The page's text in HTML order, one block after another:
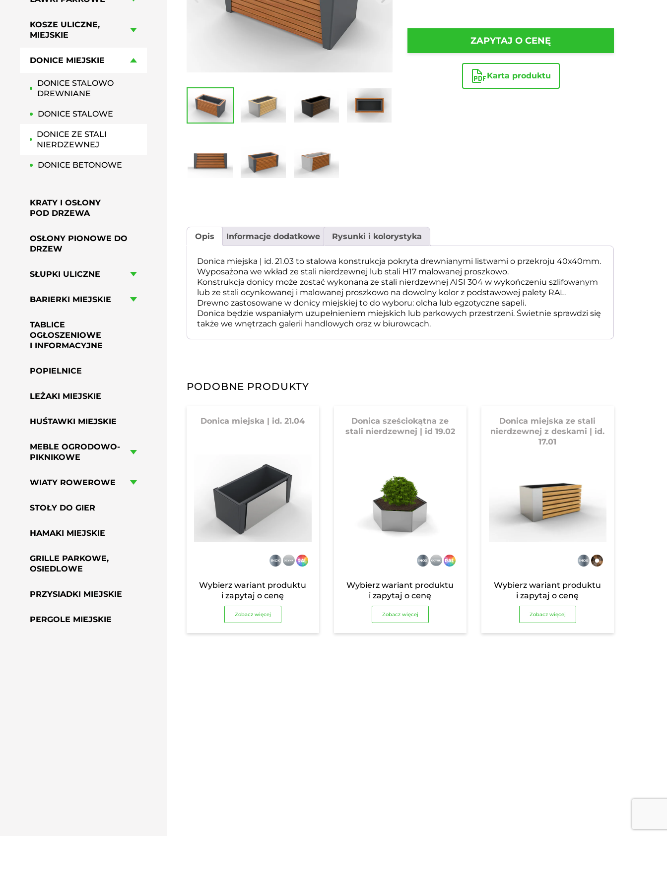
GRILLE PARKOWE, OSIEDLOWE
PRZYSIADKI MIEJSKIE
ZAPYTAJ O CENĘ
Karta produktu
Opis Informacje dodatkowe Rysunki i kolorystyka
Donica miejska | id. 21.03 to stalowa konstrukcja pokryta drewnianymi listwami o przekroju 40x40mm.
Wyposażona we wkład ze stali nierdzewnej lub stali H17 malowanej proszkowo.
Konstrukcja donicy może zostać wykonana ze stali nierdzewnej AISI 304 w wykończeniu szlifowanym
lub ze stali ocynkowanej i malowanej proszkowo na dowolny kolor z podstawowej palety RAL.
Drewno zastosowane w donicy miejskiej to do wyboru: olcha lub egzotyczne sapeli.
Donica będzie wspaniałym uzupełnieniem miejskich lub parkowych przestrzeni. Świetnie sprawdzi się
także we wnętrzach galerii handlowych oraz w biurowcach.
PODOBNE PRODUKTY
Donica miejska | id. 21.04
Wybierz wariant produktu
i zapytaj o cenę
Zobacz więcej
Donica sześciokątna ze
stali nierdzewnej | id 19.02
Wybierz wariant produktu
i zapytaj o cenę
Zobacz więcej
Donica miejska ze stali
nierdzewnej z deskami | id.
17.01
Wybierz wariant produktu
i zapytaj o cenę
Zobacz więcej
KOSZE ULICZNE,
MIEJSKIE
DONICE MIEJSKIE
DONICE STALOWO
DREWNIANE
DONICE STALOWE
DONICE ZE STALI
NIERDZEWNEJ
DONICE BETONOWE
KRATY I OSŁONY
POD DRZEWA
OSŁONY PIONOWE DO
DRZEW
SŁUPKI ULICZNE
BARIERKI MIEJSKIE
TABLICE
OGŁOSZENIOWE
I INFORMACYJNE
POPIELNICE
LEŻAKI MIEJSKIE
HUŚTAWKI MIEJSKIE
MEBLE OGRODOWO-
PIKNIKOWE
WIATY ROWEROWE
STOŁY DO GIER
HAMAKI MIEJSKIE
GRILLE PARKOWE,
OSIEDLOWE
PRZYSIADKI MIEJSKIE
PERGOLE MIEJSKIE